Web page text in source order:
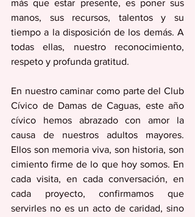
más que estar presente, es poner sus
manos, sus recursos, talentos y su
tiempo a la disposición de los demás. A
todas ellas, nuestro reconocimiento,
respeto y profunda gratitud.
En nuestro caminar como parte del Club
Cívico de Damas de Caguas, este año
cívico hemos abrazado con amor la
causa de nuestros adultos mayores.
Ellos son memoria viva, son historia, son
cimiento firme de lo que hoy somos. En
cada visita, en cada conversación, en
cada proyecto, confirmamos que
servirles no es un acto de caridad, sino